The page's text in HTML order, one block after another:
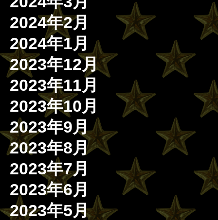
2024年2月
2024年1月
2023年12月
2023年11月
2023年10月
2023年9月
2023年8月
2023年7月
2023年6月
2023年5月